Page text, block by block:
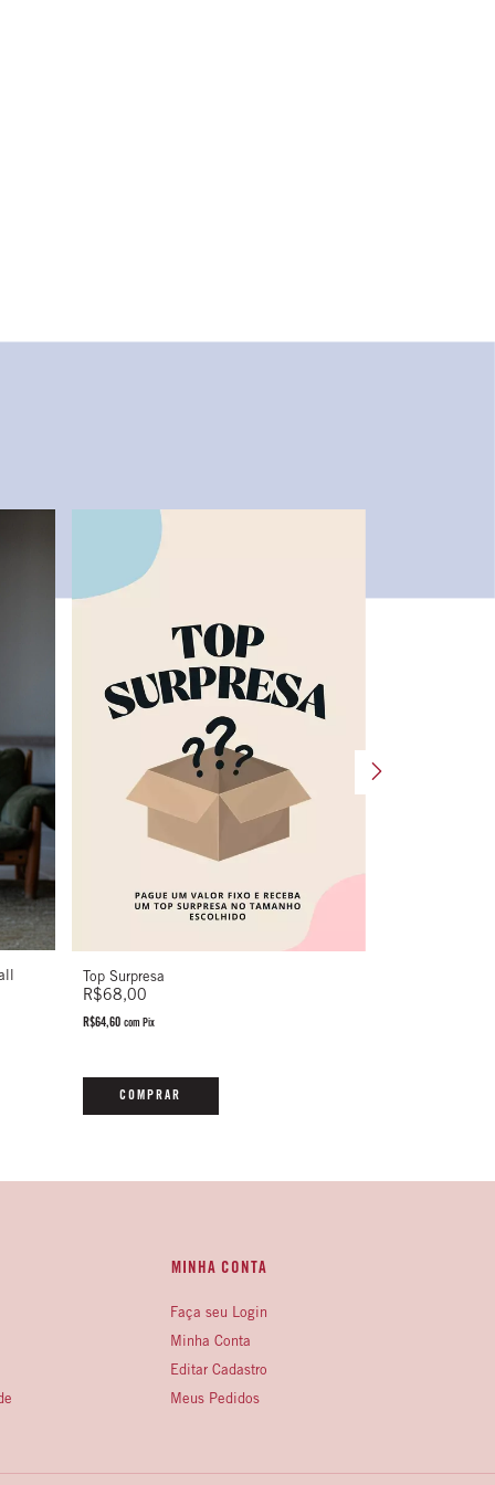
Top Surpresa
R$68,00
R$64,60 com Pix
COMPRAR
MINHA CONTA
Faça seu Login
Minha Conta
Editar Cadastro
Meus Pedidos